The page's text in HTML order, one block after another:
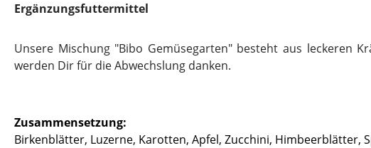
Ergänzungsfuttermittel
Unsere Mischung "Bibo Gemüsegarten" besteht aus leckeren
werden Dir für die Abwechslung danken.
Zusammensetzung:
Birkenblätter, Luzerne, Karotten, Apfel, Zucchini, Himbeerblätter,